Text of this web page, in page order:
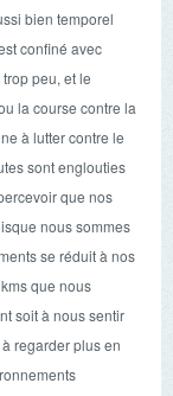
bien temporel
confiné avec
peu, et le
la course contre la
à lutter contre le
sont englouties
que nos
nous sommes
se réduit à nos
que nous
soit à nous sentir
regarder plus en